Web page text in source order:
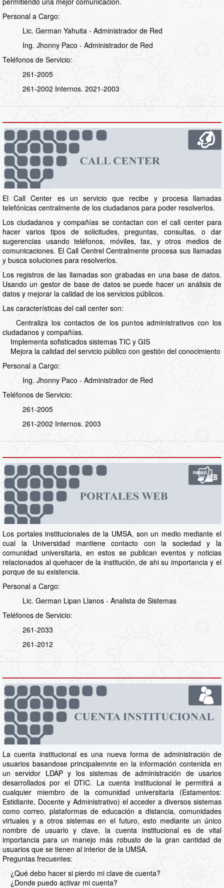
Personal a Cargo:
Lic. German Yahuita - Administrador de Red
Ing. Jhonny Paco - Administrador de Red
Teléfonos de Servicio:
261-2005
261-2002 Internos. 2021-2003
El Call Center es un servicio que recibe y procesa llamadas
telefónicas centralmente de los ciudadanos para poder resolverlos.
Los ciudadanos y compañías se contactan con el call center para
hacer varios tipos de solicitudes, preguntas, consultas, o dar
sugerencias usando teléfonos, móviles, fax, y otros medios de
comunicaciones. El Call Centrel Centralmente procesa sus llamadas
y busca soluciones para resolverlos.
Los registros de las llamadas son grabadas en una base de datos.
Usando un gestor de base de datos se puede hacer un análisis de
datos y mejorar la calidad de los servicios públicos.
Las características del call center son:
Centraliza los contactos de los puntos administrativos con los
ciudadanos y compañías.
Implementa sofisticados sistemas TIC y GIS
Mejora la calidad del servicio público con gestión del conocimiento
Personal a Cargo:
Ing. Jhonny Paco - Administrador de Red
Teléfonos de Servicio:
261-2005
261-2002 Internos. 2003
Los portales institucionales de la UMSA, son un medio mediante el
cual la Universidad mantiene contacto con la sociedad y la
comunidad universitaria, en estos se publican eventos y noticias
relacionados al quehacer de la institución, de ahi su importancia y el
porque de su existencia.
Personal a Cargo:
Lic. German Lipan Llanos - Analista de Sistemas
Teléfonos de Servicio:
261-2033
261-2012
La cuenta institucional es una nueva forma de administración de
usuarios basandose principalemnte en la información contenida en
un servidor LDAP y los sistemas de administración de usarios
desarrollados por el DTIC. La cuenta institucional le permitirá a
cualquier miembro de la comunidad universitaria (Estamentos:
Estidiante, Docente y Administrativo) el acceder a diversos sistemas
como correo, plataformas de educación a distancia, comunidades
virtuales y a otros sistemas en el futuro, esto mediante un único
nombre de usuario y clave, la cuenta institucional es de vital
importancia para un manejo más robusto de la gran cantidad de
usuarios que se tienen al interior de la UMSA.
Preguntas frecuentes:
¿Qué debo hacer si pierdo mi clave de cuenta?
¿Donde puedo activar mi cuenta?